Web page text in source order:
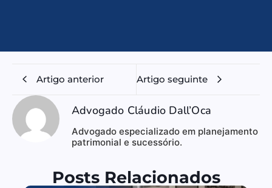
Artigo anterior Artigo seguinte
Advogado Cláudio Dall’Oca
Advogado especializado em planejamento
patrimonial e sucessório.
Posts Relacionados